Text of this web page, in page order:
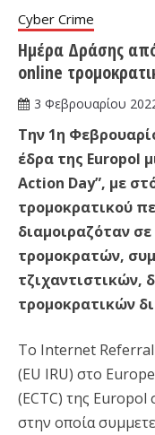
Cyber Crime
Ημέρα Δράσης
online
3 Φεβρουαρίου
Την 1η
έδρα της Europol
Action Day”, με
τρομοκρατικού
διαμοιραζόταν
τρομοκρατών,
τζιχαντιστικών,
τρομοκρατικών
Το Internet
(EU IRU) στο
(ECTC) της Europol
στην οποία